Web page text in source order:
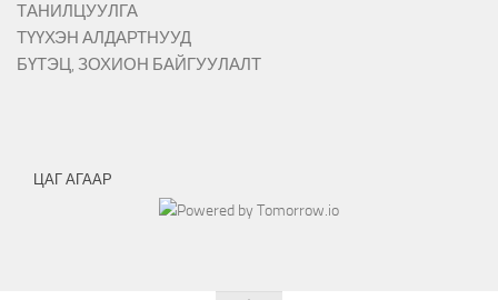
ТАНИЛЦУУЛГА
ТҮҮХЭН АЛДАРТНУУД
БҮТЭЦ, ЗОХИОН БАЙГУУЛАЛТ
ЦАГ АГААР